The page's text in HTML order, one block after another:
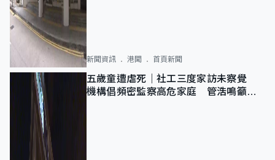
新聞資訊 港聞 首頁新聞
五歲童遭虐死｜社工三度家訪未察覺
機構倡頻密監察高危家庭 管浩鳴籲加